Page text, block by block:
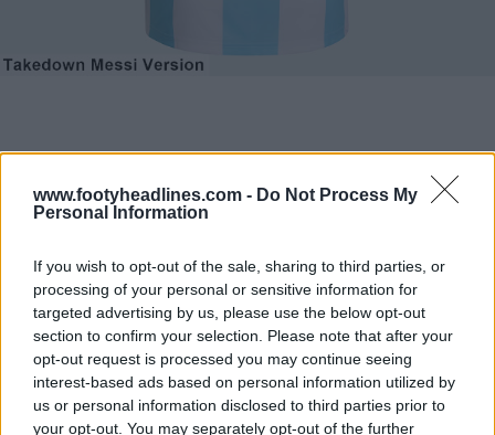
www.footyheadlines.com - Do Not Process My
Personal Information
If you wish to opt-out of the sale, sharing to third parties, or
processing of your personal or sensitive information for
targeted advertising by us, please use the below opt-out
section to confirm your selection. Please note that after your
opt-out request is processed you may continue seeing
interest-based ads based on personal information utilized by
us or personal information disclosed to third parties prior to
your opt-out. You may separately opt-out of the further